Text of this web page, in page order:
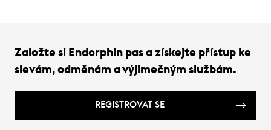
Založte si Endorphin pas a získejte přístup ke
slevám, odměnám a výjimečným službám.
REGISTROVAT SE